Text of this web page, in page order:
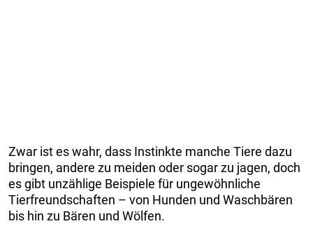
Zwar ist es wahr, dass Instinkte manche Tiere dazu
bringen, andere zu meiden oder sogar zu jagen, doch
es gibt unzählige Beispiele für ungewöhnliche
Tierfreundschaften – von Hunden und Waschbären
bis hin zu Bären und Wölfen.